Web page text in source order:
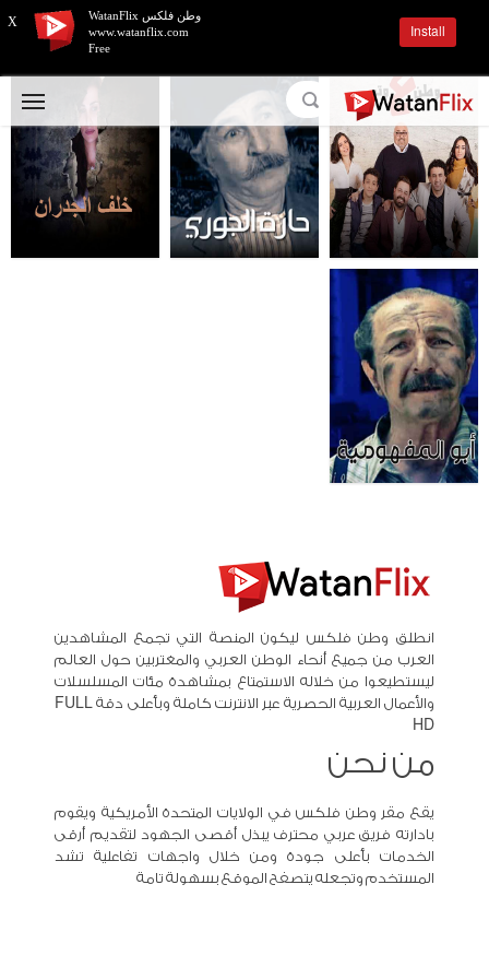
X
وطن فلكس WatanFlix
www.watanflix.com
Free
Install
انطلق وطن فلكس ليكون المنصة التي تجمع المشاهدين
العرب من جميع أنحاء الوطن العربي والمغتربين حول العالم
ليستطيعوا من خلاله الاستمتاع بمشاهدة مئات المسلسلات
والأعمال العربية الحصرية عبر الانترنت كاملة وبأعلى دقة FULL
HD
من نحن
يقع مقر وطن فلكس في الولايات المتحدة الأمريكية ويقوم
بادارته فريق عربي محترف يبذل أقصى الجهود لتقديم أرقى
الخدمات بأعلى جودة ومن خلال واجهات تفاعلية تشد
المستخدم وتجعله يتصفح الموقع بسهولة تامة